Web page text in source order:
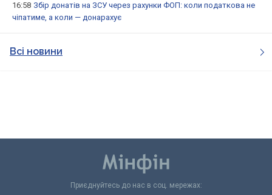
16:58 Збір донатів на ЗСУ через рахунки ФОП: коли податкова не
чіпатиме, а коли — донарахує
Всі новини
Приєднуйтесь до нас в соц. мережах: